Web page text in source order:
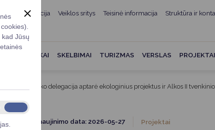
Jūsųpriėmimui
patarėja
Administracija
Administracinė informacija
Savivaldybės administracijos
Planavimo dokumentai
Korupcijos prevencija
Viešieji pirkimai
Veiklos sritys Teisinė informacija
Norminiai teisės aktai
Mero potvarkiai
Struktūra ir
Konsultavimasis
DRUSKININKAI SKELBIMAI TURIZMAS VERSLAS PROJEKTAI
viešėjusi Elko delegacija aptarė ekologinius projektus ir Alkos II
26 Atnaujinimo data: 2026-05-27 Projektai